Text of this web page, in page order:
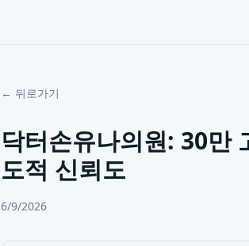
← 뒤로가기
닥터손유나의원: 30만
도적 신뢰도
6/9/2026